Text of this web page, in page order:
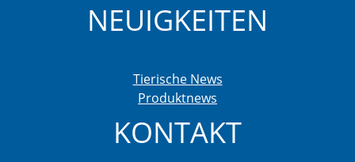
NEUIGKEITEN
Tierische News
Produktnews
KONTAKT